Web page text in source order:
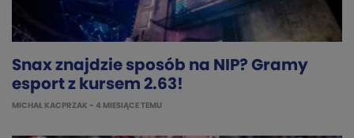
Snax znajdzie sposób na NIP? Gramy
esport z kursem 2.63!
MICHAŁ KACPRZAK - 4 MIESIĄCE TEMU